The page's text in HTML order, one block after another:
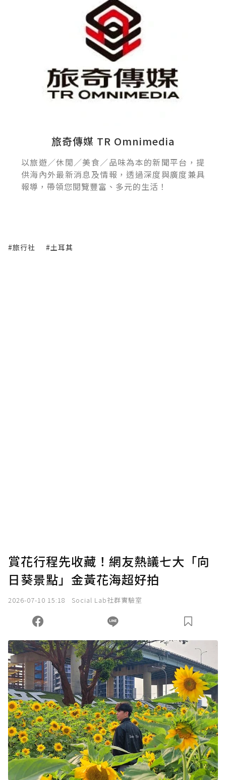
旅奇傳媒 TR Omnimedia
以旅遊／休閒／美食／品味為本的新聞平台，提
供海內外最新消息及情報，透過深度與廣度兼具
報導，帶領您閱覽豐富、多元的生活！
#旅行社 #土耳其
賞花行程先收藏！網友熱議七大「向
日葵景點」金黃花海超好拍
2026-07-10 15:18 Social Lab社群實驗室